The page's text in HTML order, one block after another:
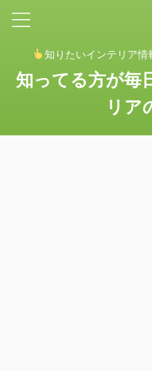
知りたいインテリア
知ってる方が毎
リア